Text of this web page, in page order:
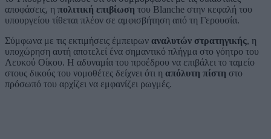
αποφάσεις, η πολιτική επιβίωση του Blanche στην κεφαλή του
υπουργείου τίθεται πλέον σε αμφισβήτηση από τη Γερουσία.
Σύμφωνα με τις εκτιμήσεις έμπειρων αναλυτών στρατηγικής, η
υποχώρηση αυτή αποτελεί ένα σημαντικό πλήγμα στο γόητρο του
Λευκού Οίκου. Η αδυναμία του προέδρου να επιβάλει το ταμείο
στους δικούς του νομοθέτες δείχνει ότι η απόλυτη πίστη στο
πρόσωπό του αρχίζει να εμφανίζει ρωγμές.